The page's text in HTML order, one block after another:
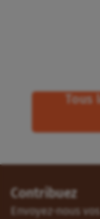
Contribuez
Envoyez-nous